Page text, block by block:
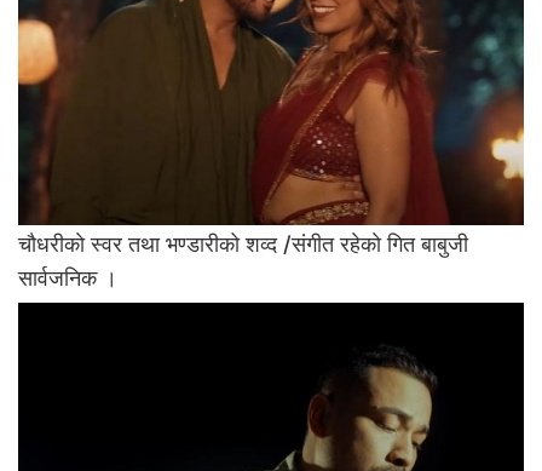
चाैधरीकाे स्वर तथा भण्डारीको शव्द /संगीत रहेकाे गित बाबुजी
सार्वजनिक ।